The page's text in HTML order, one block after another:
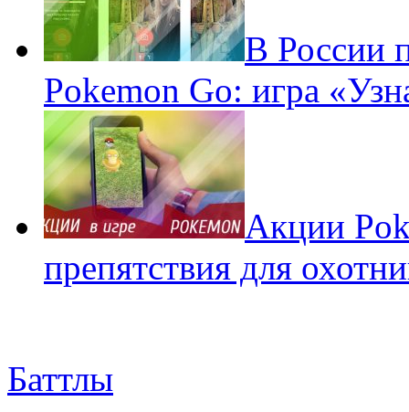
В России
Pokemon Go: игра
Акции
препятствия для
Баттлы